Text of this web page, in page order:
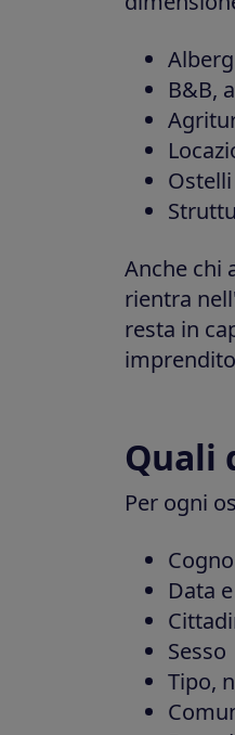
B&B,
Anche chi
rientra
resta in
Quali
Per ogni
Data
Sesso
Tipo,